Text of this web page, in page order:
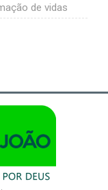
de vidas